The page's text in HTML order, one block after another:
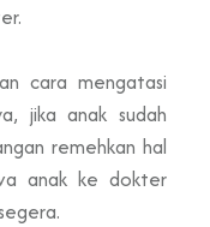
cara mengatasi
jika anak sudah
remehkan hal
anak ke dokter